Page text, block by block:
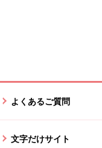
よくあるご質問
文字だけサイト